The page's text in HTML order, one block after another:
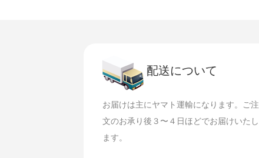
配送について
お届けは主にヤマト運輸になります。ご注
文のお承り後３〜４日ほどでお届けいたし
ます。